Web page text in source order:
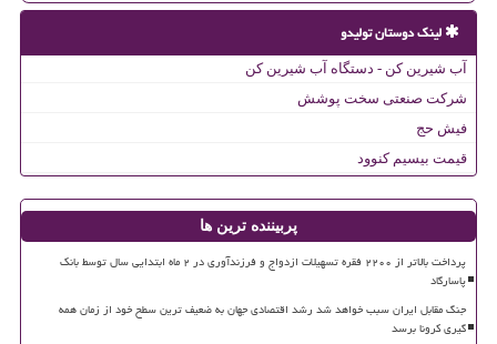
لینک دوستان تولیدو
آب شیرین کن - دستگاه آب شیرین کن
شرکت صنعتی سخت پوشش
فیش حج
قیمت بیسیم کنوود
پربیننده ترین ها
پرداخت بالاتر از ۲۲۰۰ فقره تسهیلات ازدواج و فرزندآوری در ۲ ماه ابتدایی سال توسط بانک
پاسارگاد
جنگ مقابل ایران سبب خواهد شد رشد اقتصادی جهان به ضعیف ترین سطح خود از زمان همه
گیری کرونا برسد